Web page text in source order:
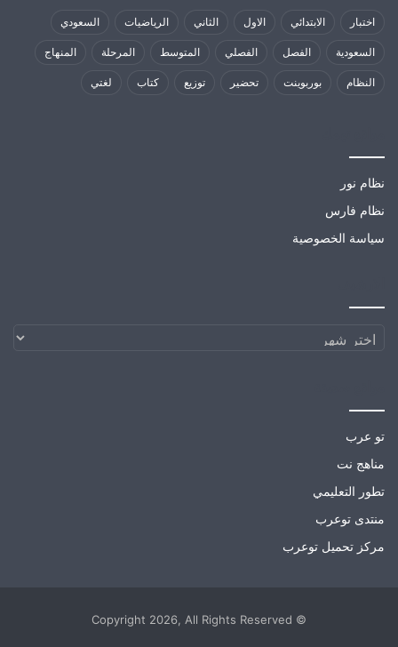
اختبار الابتدائي الاول الثاني الرياضيات السعودي
السعودية الفصل الفصلي المتوسط المرحلة المنهاج
النظام بوربوينت تحضير توزيع كتاب لغتي
نظام نور
نظام فارس
سياسة الخصوصية
الارشيف
تو عرب
مناهج نت
تطور التعليمي
منتدى توعرب
مركز تحميل توعرب
© Copyright 2026, All Rights Reserved